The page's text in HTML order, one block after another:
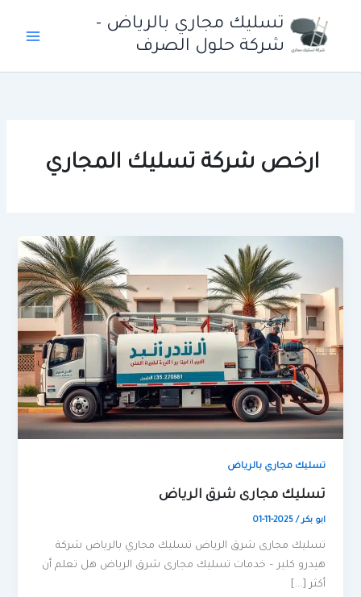
المحتوى
تسليك مجاري بالرياض -
شركة حلول الصرف
ارخص شركة تسليك المجاري
تسليك مجاري بالرياض
تسليك مجارى شرق الرياض
ابو بكر/
2025-11-01
تسليك مجارى شرق الرياض تسليك مجاري بالرياض شركة
هيدرو كلير – خدمات تسليك مجارى شرق الرياض هل تعلم أن
أكثر […]